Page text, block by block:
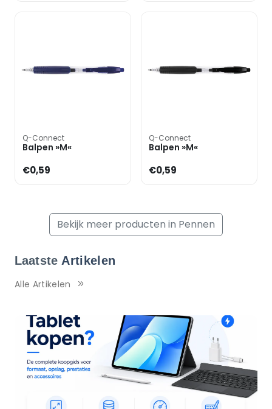
Q-Connect
Balpen »M«
€0,59
Q-Connect
Balpen »M«
€0,59
Bekijk meer producten in Pennen
Laatste Artikelen
Alle Artikelen